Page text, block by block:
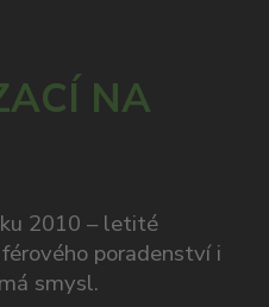
NA
2010 – letité
poradenství i
smysl.